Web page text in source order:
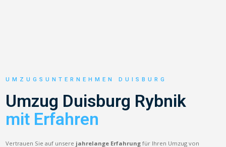
UMZUGSUNTERNEHMEN DUISBURG
Umzug Duisburg Rybnik
mit Erfahren
Vertrauen Sie auf unsere jahrelange Erfahrung für Ihren Umzug von